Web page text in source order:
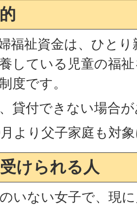
福祉資金は、ひと
している児童の福
度です。
貸付できない場合
より父子家庭も対
けられる人
いない女子で、現